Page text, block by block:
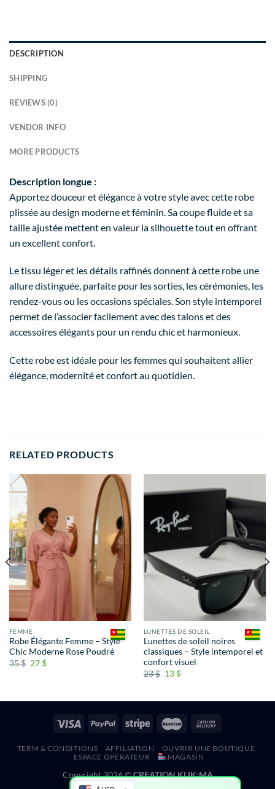
DESCRIPTION
SHIPPING
REVIEWS (0)
VENDOR INFO
MORE PRODUCTS
Description longue :
Apportez douceur et élégance à votre style avec cette robe
plissée au design moderne et féminin. Sa coupe fluide et sa
taille ajustée mettent en valeur la silhouette tout en offrant
un excellent confort.
Le tissu léger et les détails raffinés donnent à cette robe une
allure distinguée, parfaite pour les sorties, les cérémonies, les
rendez-vous ou les occasions spéciales. Son style intemporel
permet de l’associer facilement avec des talons et des
accessoires élégants pour un rendu chic et harmonieux.
Cette robe est idéale pour les femmes qui souhaitent allier
élégance, modernité et confort au quotidien.
RELATED PRODUCTS
FEMME
Robe Élégante Femme – Style
Chic Moderne Rose Poudré
35$ 27$
LUNETTES DE SOLEIL
Lunettes de soleil noires
classiques – Style intemporel et
confort visuel
23$ 13$
TERM & CONDITIONS AFFILIATION
OUVRIR UNE BOUTIQUE
ESPACE OPÉRATEUR
MAGASIN
Copyright 2026 ©CREATION KLIK;MA